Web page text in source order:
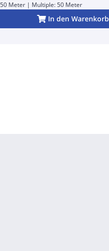
Meter | Multiple: 50 Meter
In den Warenkorb